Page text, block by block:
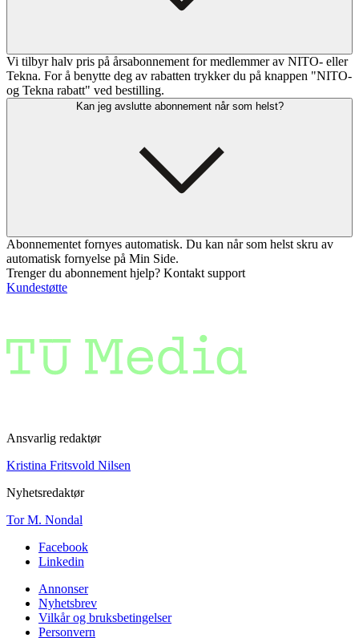
Vi tilbyr halv pris på årsabonnement for medlemmer av NITO- eller
Tekna. For å benytte deg av rabatten trykker du på knappen "NITO-
og Tekna rabatt" ved bestilling.
Kan jeg avslutte abonnement når som helst?
Abonnementet fornyes automatisk. Du kan når som helst skru av
automatisk fornyelse på Min Side.
Trenger du abonnement hjelp? Kontakt support
Kundestøtte
Ansvarlig redaktør
Kristina Fritsvold Nilsen
Nyhetsredaktør
Tor M. Nondal
Facebook
Linkedin
Annonser
Nyhetsbrev
Vilkår og bruksbetingelser
Personvern